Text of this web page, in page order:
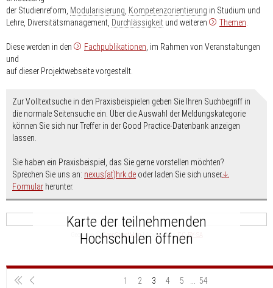
der Studienreform, Modularisierung Kompetenzorientierung in Studium und
Lehre, Diversitätsmanagement, Durchlässigkeit und weiteren Themen
Diese werden in den Fachpublikationen , im Rahmen von Veranstaltungen
und
auf dieser Projektwebseite vorgestellt.
Zur Volltextsuche in den Praxisbeispielen geben Sie Ihren Suchbegriff in
die normale Seitensuche ein. Über die Auswahl der Meldungskategorie
können Sie sich nur Treffer in der Good Practice-Datenbank anzeigen
lassen.
Sie haben ein Praxisbeispiel, das Sie gerne vorstellen möchten?
Sprechen Sie uns an: nexus(at)hrk.de oder laden Sie sich unser
Formular herunter.
Karte der teilnehmenden
Hochschulen öffnen
Geodaten ©OpenStreetMap-Mitwirkende,CC-BY-SA
1 2 3 4 5 54